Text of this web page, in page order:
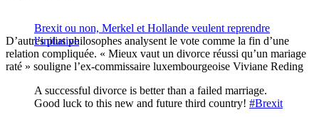
Brexit ou non, Merkel et Hollande veulent reprendre
l’initiative
D’autres plus philosophes analysent le vote comme la fin d’une
relation compliquée. « Mieux vaut un divorce réussi qu’un mariage
raté » souligne l’ex-commissaire luxembourgeoise Viviane Reding
A successful divorce is better than a failed marriage.
Good luck to this new and future third country! #Brexit